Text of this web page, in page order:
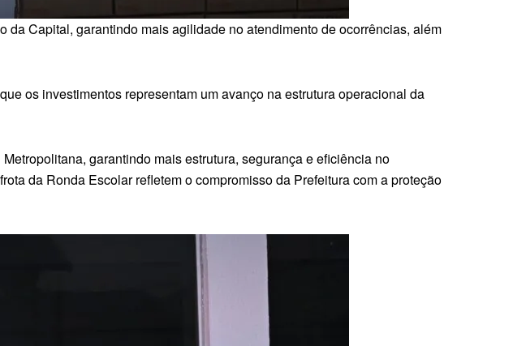
Capital, garantindo mais agilidade no atendimento de ocorrências, além
os investimentos representam um avanço na estrutura operacional da
garantindo mais estrutura, segurança e eficiência no
da Ronda Escolar refletem o compromisso da Prefeitura com a proteção